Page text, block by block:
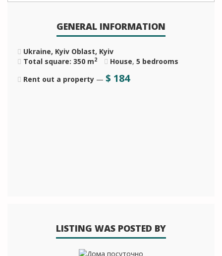
GENERAL INFORMATION
Ukraine, Kyiv Oblast, Kyiv
Total square: 350 m2 House, 5 bedrooms
Rent out a property — $ 184
LISTING WAS POSTED BY